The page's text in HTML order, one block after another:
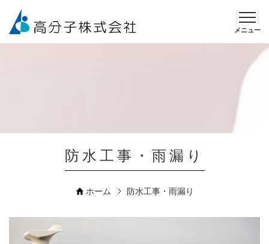
メニュー
防水工事・雨漏り
ホーム 防水工事・雨漏り